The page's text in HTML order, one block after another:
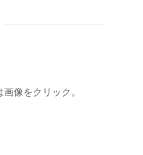
像をクリック。